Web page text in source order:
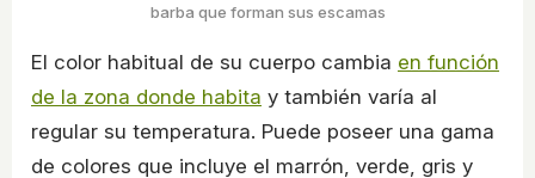
barba que forman sus escamas
El color habitual de su cuerpo cambia en función
de la zona donde habita y también varía al
regular su temperatura. Puede poseer una gama
de colores que incluye el marrón, verde, gris y